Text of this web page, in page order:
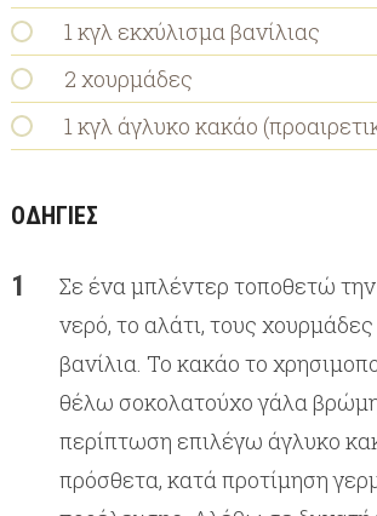
1 κγλ εκχύλισμα βανίλιας
2 χουρμάδες
1 κγλ άγλυκο κακάο
ΟΔΗΓΙΕΣ
Σε ένα μπλέντερ τοποθετώ
νερό, το αλάτι, τους χουρμάδες
βανίλια. Το κακάο το
θέλω σοκολατούχο γάλα
περίπτωση επιλέγω άγλυκο
πρόσθετα, κατά προτίμηση